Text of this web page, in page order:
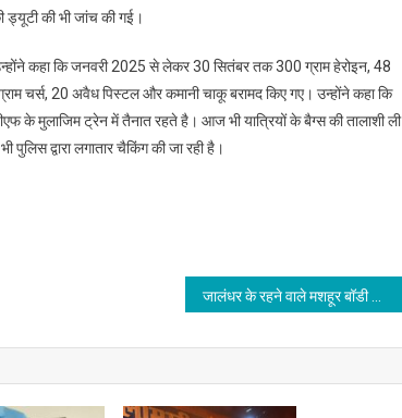
ड्यूटी की भी जांच की गई।
कहा कि जनवरी 2025 से लेकर 30 सितंबर तक 300 ग्राम हेरोइन, 48
चर्स, 20 अवैध पिस्टल और कमानी चाकू बरामद किए गए। उन्होंने कहा कि
के मुलाजिम ट्रेन में तैनात रहते है। आज भी यात्रियों के बैग्स की तालाशी ली
पुलिस द्वारा लगातार चैकिंग की जा रही है।